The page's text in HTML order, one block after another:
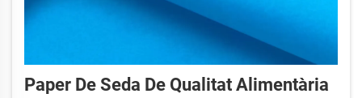
Paper De Seda De Qualitat Alimentària